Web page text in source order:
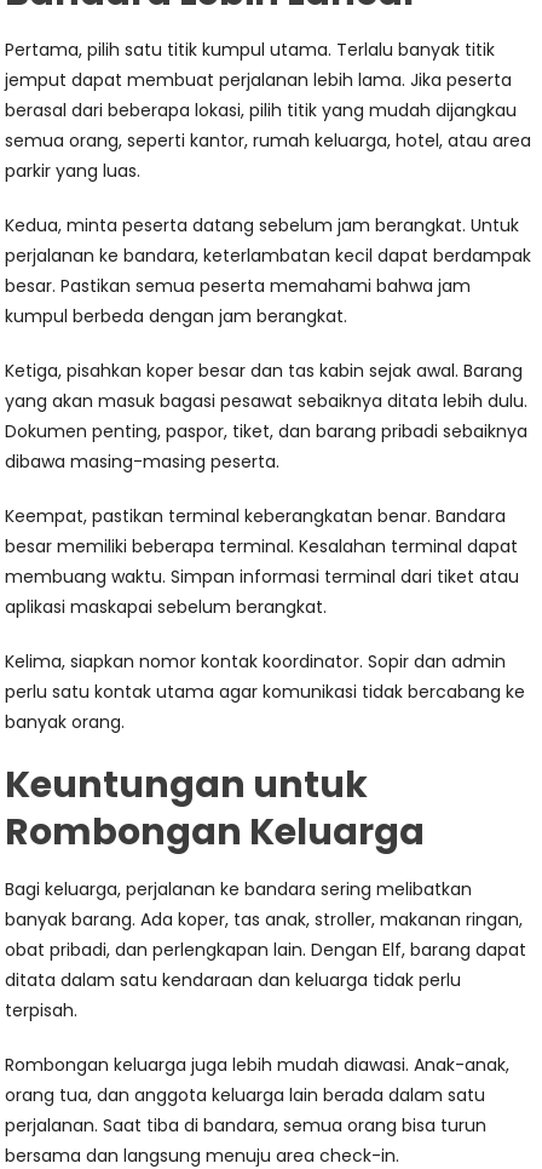
Pertama, pilih satu titik kumpul utama. Terlalu banyak titik
jemput dapat membuat perjalanan lebih lama. Jika peserta
berasal dari beberapa lokasi, pilih titik yang mudah dijangkau
semua orang, seperti kantor, rumah keluarga, hotel, atau area
parkir yang luas.
Kedua, minta peserta datang sebelum jam berangkat. Untuk
perjalanan ke bandara, keterlambatan kecil dapat berdampak
besar. Pastikan semua peserta memahami bahwa jam
kumpul berbeda dengan jam berangkat.
Ketiga, pisahkan koper besar dan tas kabin sejak awal. Barang
yang akan masuk bagasi pesawat sebaiknya ditata lebih dulu.
Dokumen penting, paspor, tiket, dan barang pribadi sebaiknya
dibawa masing-masing peserta.
Keempat, pastikan terminal keberangkatan benar. Bandara
besar memiliki beberapa terminal. Kesalahan terminal dapat
membuang waktu. Simpan informasi terminal dari tiket atau
aplikasi maskapai sebelum berangkat.
Kelima, siapkan nomor kontak koordinator. Sopir dan admin
perlu satu kontak utama agar komunikasi tidak bercabang ke
banyak orang.
Keuntungan untuk
Rombongan Keluarga
Bagi keluarga, perjalanan ke bandara sering melibatkan
banyak barang. Ada koper, tas anak, stroller, makanan ringan,
obat pribadi, dan perlengkapan lain. Dengan Elf, barang dapat
ditata dalam satu kendaraan dan keluarga tidak perlu
terpisah.
Rombongan keluarga juga lebih mudah diawasi. Anak-anak,
orang tua, dan anggota keluarga lain berada dalam satu
perjalanan. Saat tiba di bandara, semua orang bisa turun
bersama dan langsung menuju area check-in.